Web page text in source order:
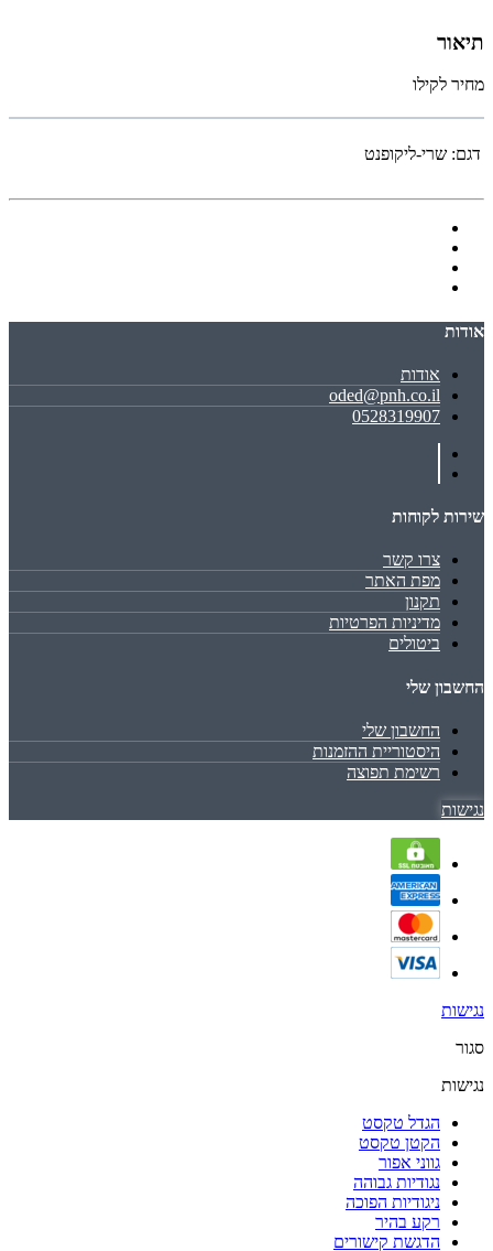
תיאור
מחיר לקילו
דגם: שרי-ליקופנט
אודות
אודות
oded@pnh.co.il
0528319907
שירות לקוחות
צרו קשר
מפת האתר
תקנון
מדיניות הפרטיות
ביטולים
החשבון שלי
החשבון שלי
היסטוריית ההזמנות
רשימת תפוצה
נגישות
נגישות
סגור
נגישות
הגדל טקסט
הקטן טקסט
גווני אפור
נגודיות גבוהה
ניגודיות הפוכה
רקע בהיר
הדגשת קישורים